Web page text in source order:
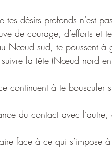
tes désirs profonds n’est
de courage, d’efforts et
Nœud sud, te poussent
la tête (Nœud nord
continuent à te bousculer
du contact avec
face à ce qui s’impose